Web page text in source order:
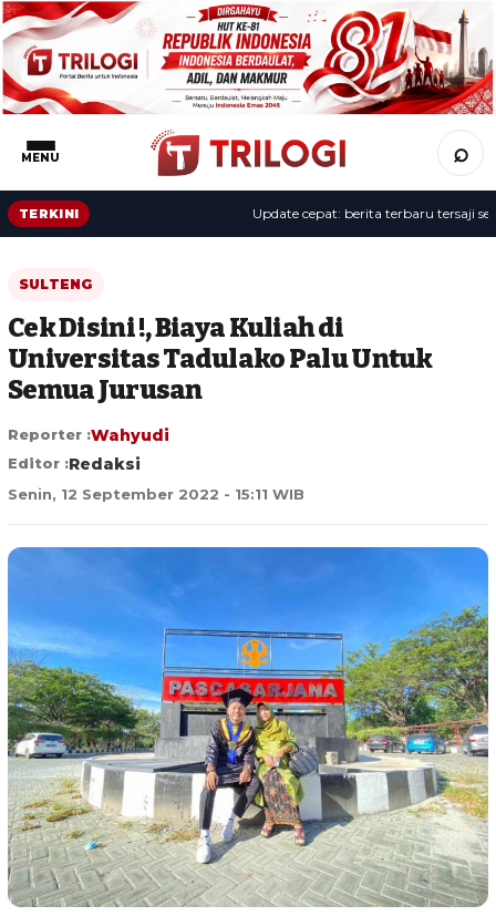
MENU ⌕
TERKINI Update cepat: berita terbaru tersaji
SULTENG
Cek Disini !, Biaya Kuliah di
Universitas Tadulako Palu Untuk
Semua Jurusan
Reporter :Wahyudi
Editor :Redaksi
Senin, 12 September 2022 - 15:11 WIB